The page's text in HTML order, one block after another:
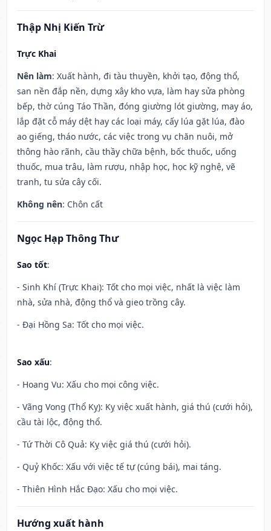
Thập Nhị Kiến Trừ
Trực Khai
Nên làm: Xuất hành, đi tàu thuyền, khởi tạo, động thổ,
san nền đắp nền, dựng xây kho vựa, làm hay sửa phòng
bếp, thờ cúng Táo Thần, đóng giường lót giường, may áo,
lắp đặt cỗ máy dệt hay các loại máy, cấy lúa gặt lúa, đào
ao giếng, tháo nước, các việc trong vụ chăn nuôi, mở
thông hào rãnh, cầu thầy chữa bệnh, bốc thuốc, uống
thuốc, mua trâu, làm rượu, nhập học, học kỹ nghệ, vẽ
tranh, tu sửa cây cối.
Không nên: Chôn cất
Ngọc Hạp Thông Thư
Sao tốt:
- Sinh Khí (Trực Khai): Tốt cho mọi việc, nhất là việc làm
nhà, sửa nhà, động thổ và gieo trồng cây.
- Đại Hồng Sa: Tốt cho mọi việc.
Sao xấu:
- Hoang Vu: Xấu cho mọi công việc.
- Vãng Vong (Thổ Kỵ): Kỵ việc xuất hành, giá thú (cưới hỏi),
cầu tài lộc, động thổ.
- Tứ Thời Cô Quả: Kỵ việc giá thú (cưới hỏi).
- Quỷ Khốc: Xấu với việc tế tự (cúng bái), mai táng.
- Thiên Hình Hắc Đạo: Xấu cho mọi việc.
Hướng xuất hành